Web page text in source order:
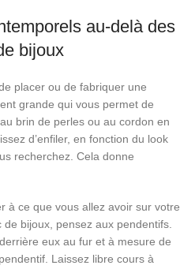
au-delà des
bijoux
placer ou de fabriquer une
grande qui vous permet de
brin de perles ou au cordon en
d’enfiler, en fonction du look
recherchez. Cela donne
à ce que vous allez avoir sur votre
bijoux, pensez aux pendentifs.
eux au fur et à mesure de
Laissez libre cours à